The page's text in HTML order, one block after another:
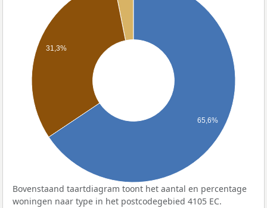
31,3%
65,6%
Bovenstaand taartdiagram toont het aantal en percentage
woningen naar type in het postcodegebied 4105 EC.